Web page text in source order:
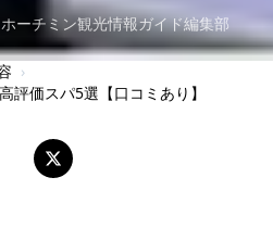
ーチミン観光情報ガイド編集部
›
評価スパ5選【口コミあり】